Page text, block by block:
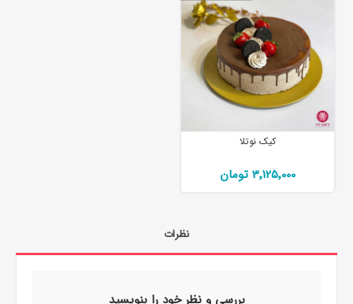
کیک نوتلا
3٬125٬000 تومان
نظرات